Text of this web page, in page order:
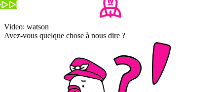
Video: watson
Avez-vous quelque chose à nous dire ?